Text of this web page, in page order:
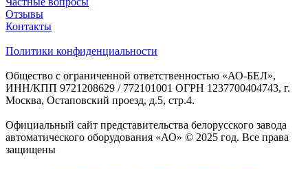
Отзывы
Контакты
Политики конфиденциальности
Общество с ограниченной ответственностью «АО-БЕЛ»,
ИНН/КПП 9721208629 / 772101001 ОГРН 1237700404743, г.
Москва, Остаповский проезд, д.5, стр.4.
Официальный сайт представительства белорусского завода
автоматического оборудования «АО» © 2025 год. Все права
защищены